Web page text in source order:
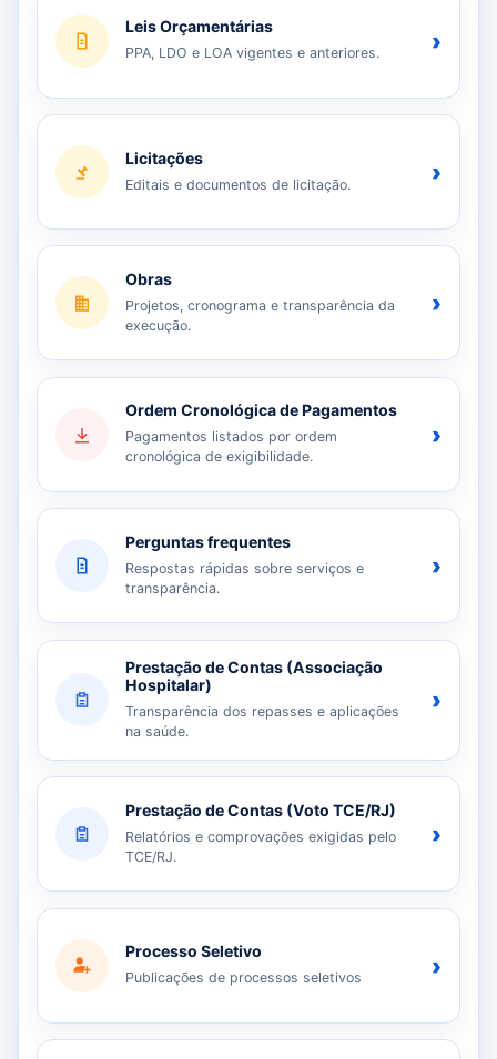
Leis Orçamentárias
PPA, LDO e LOA vigentes e anteriores. ›
Licitações
Editais e documentos de licitação. ›
Obras
Projetos, cronograma e transparência da
execução.
›
Ordem Cronológica de Pagamentos
Pagamentos listados por ordem
cronológica de exigibilidade.
›
Perguntas frequentes
Respostas rápidas sobre serviços e
transparência.
›
Prestação de Contas (Associação
Hospitalar)
Transparência dos repasses e aplicações
na saúde.
›
Prestação de Contas (Voto TCE/RJ)
Relatórios e comprovações exigidas pelo
TCE/RJ.
›
Processo Seletivo
Publicações de processos seletivos ›